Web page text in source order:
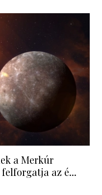
a Merkúr
az é...